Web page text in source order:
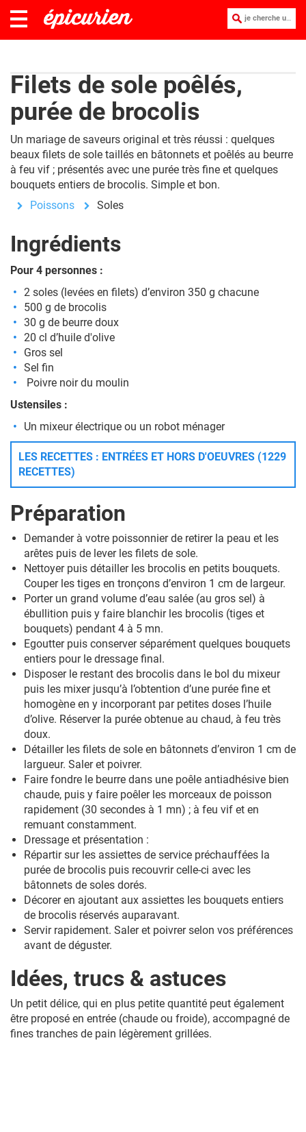
je cherche une recette :
Filets de sole poêlés,
purée de brocolis
Un mariage de saveurs original et très réussi : quelques
beaux filets de sole taillés en bâtonnets et poêlés au beurre
à feu vif ; présentés avec une purée très fine et quelques
bouquets entiers de brocolis. Simple et bon.
Poissons
Soles
Ingrédients
Pour 4 personnes :
2 soles (levées en filets) d’environ 350 g chacune
500 g de brocolis
30 g de beurre doux
20 cl d’huile d'olive
Gros sel
Sel fin
Poivre noir du moulin
Ustensiles :
Un mixeur électrique ou un robot ménager
LES RECETTES : ENTRÉES ET HORS D'OEUVRES (1229
RECETTES)
Préparation
Demander à votre poissonnier de retirer la peau et les
arêtes puis de lever les filets de sole.
Nettoyer puis détailler les brocolis en petits bouquets.
Couper les tiges en tronçons d’environ 1 cm de largeur.
Porter un grand volume d’eau salée (au gros sel) à
ébullition puis y faire blanchir les brocolis (tiges et
bouquets) pendant 4 à 5 mn.
Egoutter puis conserver séparément quelques bouquets
entiers pour le dressage final.
Disposer le restant des brocolis dans le bol du mixeur
puis les mixer jusqu’à l’obtention d’une purée fine et
homogène en y incorporant par petites doses l’huile
d’olive. Réserver la purée obtenue au chaud, à feu très
doux.
Détailler les filets de sole en bâtonnets d’environ 1 cm de
largueur. Saler et poivrer.
Faire fondre le beurre dans une poêle antiadhésive bien
chaude, puis y faire poêler les morceaux de poisson
rapidement (30 secondes à 1 mn) ; à feu vif et en
remuant constamment.
Dressage et présentation :
Répartir sur les assiettes de service préchauffées la
purée de brocolis puis recouvrir celle-ci avec les
bâtonnets de soles dorés.
Décorer en ajoutant aux assiettes les bouquets entiers
de brocolis réservés auparavant.
Servir rapidement. Saler et poivrer selon vos préférences
avant de déguster.
Idées, trucs & astuces
Un petit délice, qui en plus petite quantité peut également
être proposé en entrée (chaude ou froide), accompagné de
fines tranches de pain légèrement grillées.